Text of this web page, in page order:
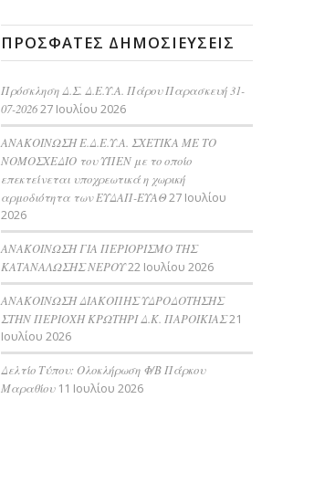
ΠΡΌΣΦΑΤΕΣ ΔΗΜΟΣΙΕΎΣΕΙΣ
Πρόσκληση Δ.Σ. Δ.Ε.Υ.Α. Πάρου Παρασκευή 31-
07-202627 Ιουλίου 2026
ΑΝΑΚΟΙΝΩΣΗ Ε.Δ.Ε.Υ.Α. ΣΧΕΤΙΚΑ ΜΕ ΤΟ
ΝΟΜΟΣΧΕΔΙΟ του ΥΠΕΝ με το οποίο
επεκτείνεται υποχρεωτικά η χωρική
αρμοδιότητα των ΕΥΔΑΠ-ΕΥΑΘ27 Ιουλίου
2026
ΑΝΑΚΟΙΝΩΣΗ ΓΙΑ ΠΕΡΙΟΡΙΣΜΟ ΤΗΣ
ΚΑΤΑΝΑΛΩΣΗΣ ΝΕΡΟΥ22 Ιουλίου 2026
AΝΑΚΟΙΝΩΣΗ ΔΙΑΚΟΠΗΣ ΥΔΡΟΔΟΤΗΣΗΣ
ΣΤΗΝ ΠΕΡΙΟΧΗ ΚΡΩΤΗΡΙ Δ.Κ. ΠΑΡΟΙΚΙΑΣ21
Ιουλίου 2026
Δελτίο Τύπου: Ολοκλήρωση Φ/Β Πάρκου
Μαραθίου 11 Ιουλίου 2026